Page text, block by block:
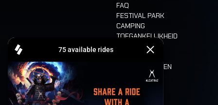
FAQ
FESTIVAL PARK
CAMPING
TOEGANKELIJKHEID
CASHLESS
ETEN EN DRINKEN
MOBILITEIT
LONE WOLVES
PLATTEGROND